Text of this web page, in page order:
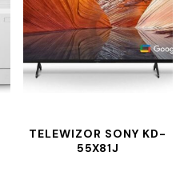
TELEWIZOR SONY KD-
55X81J